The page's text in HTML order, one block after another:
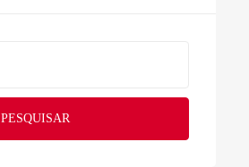
PESQUISAR